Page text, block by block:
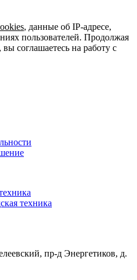
, данные об IP-адресе,
пользователей. Продолжая
соглашаетесь на работу с
техника
пр-д Энергетиков, д.